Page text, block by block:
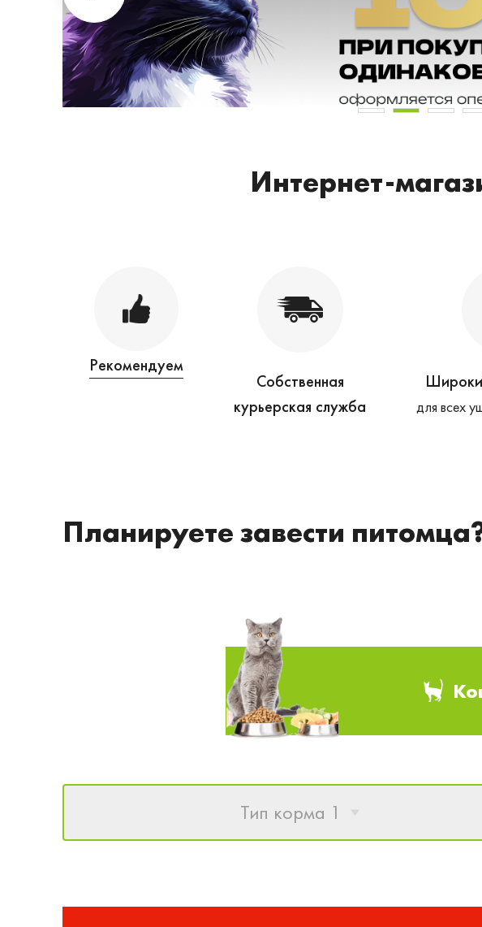
Интернет-
Рекомендуем
Собственная
курьерская служба
для всех
Планируете завести
Тип корма 1